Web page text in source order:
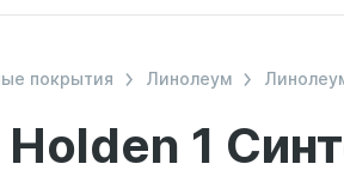
Holden 1
покрытия Линолеум